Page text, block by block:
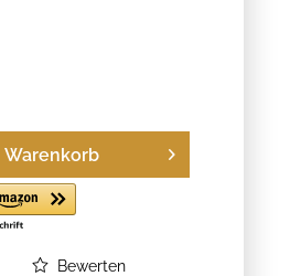
Warenkorb
Bewerten